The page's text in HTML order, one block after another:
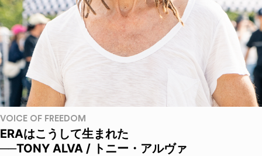
VOICE OF FREEDOM
ERAはこうして生まれた
──TONY ALVA / トニー・アルヴァ